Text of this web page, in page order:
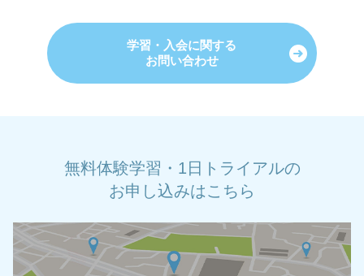
学習・入会に関する
お問い合わせ
無料体験学習・1日トライアルの
お申し込みはこちら